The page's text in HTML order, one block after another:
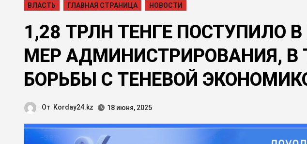
ВЛАСТЬ ГЛАВНАЯ СТРАНИЦА НОВОСТИ
1,28 ТРЛН ТЕНГЕ ПОСТУПИЛО
МЕР АДМИНИСТРИРОВАНИЯ, В
БОРЬБЫ С ТЕНЕВОЙ
От Korday24.kz 18 июня, 2025